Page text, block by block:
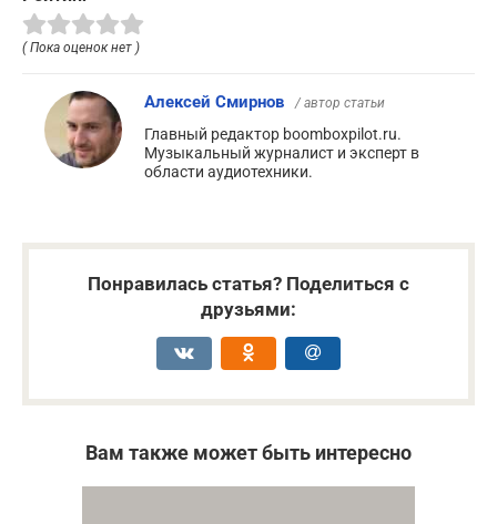
( Пока оценок нет )
Алексей Смирнов / автор статьи
Главный редактор boomboxpilot.ru.
Музыкальный журналист и эксперт в
области аудиотехники.
Понравилась статья? Поделиться с
друзьями:
Вам также может быть интересно